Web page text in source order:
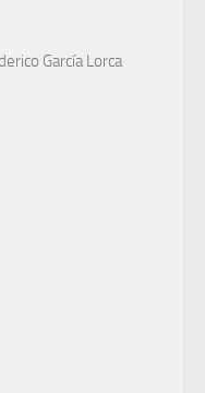
García Lorca